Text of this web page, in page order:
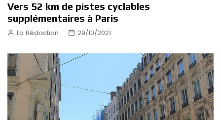
Vers 52 km de pistes cyclables
supplémentaires à Paris
La Rédaction 29/10/2021